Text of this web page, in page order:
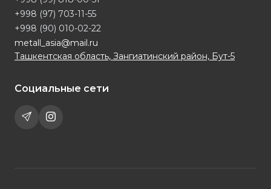
+998 (97) 703-11-55
+998 (90) 010-02-22
metall_asia@mail.ru
Ташкентская область, Зангиатинский район, Бут-5
Социальные сети